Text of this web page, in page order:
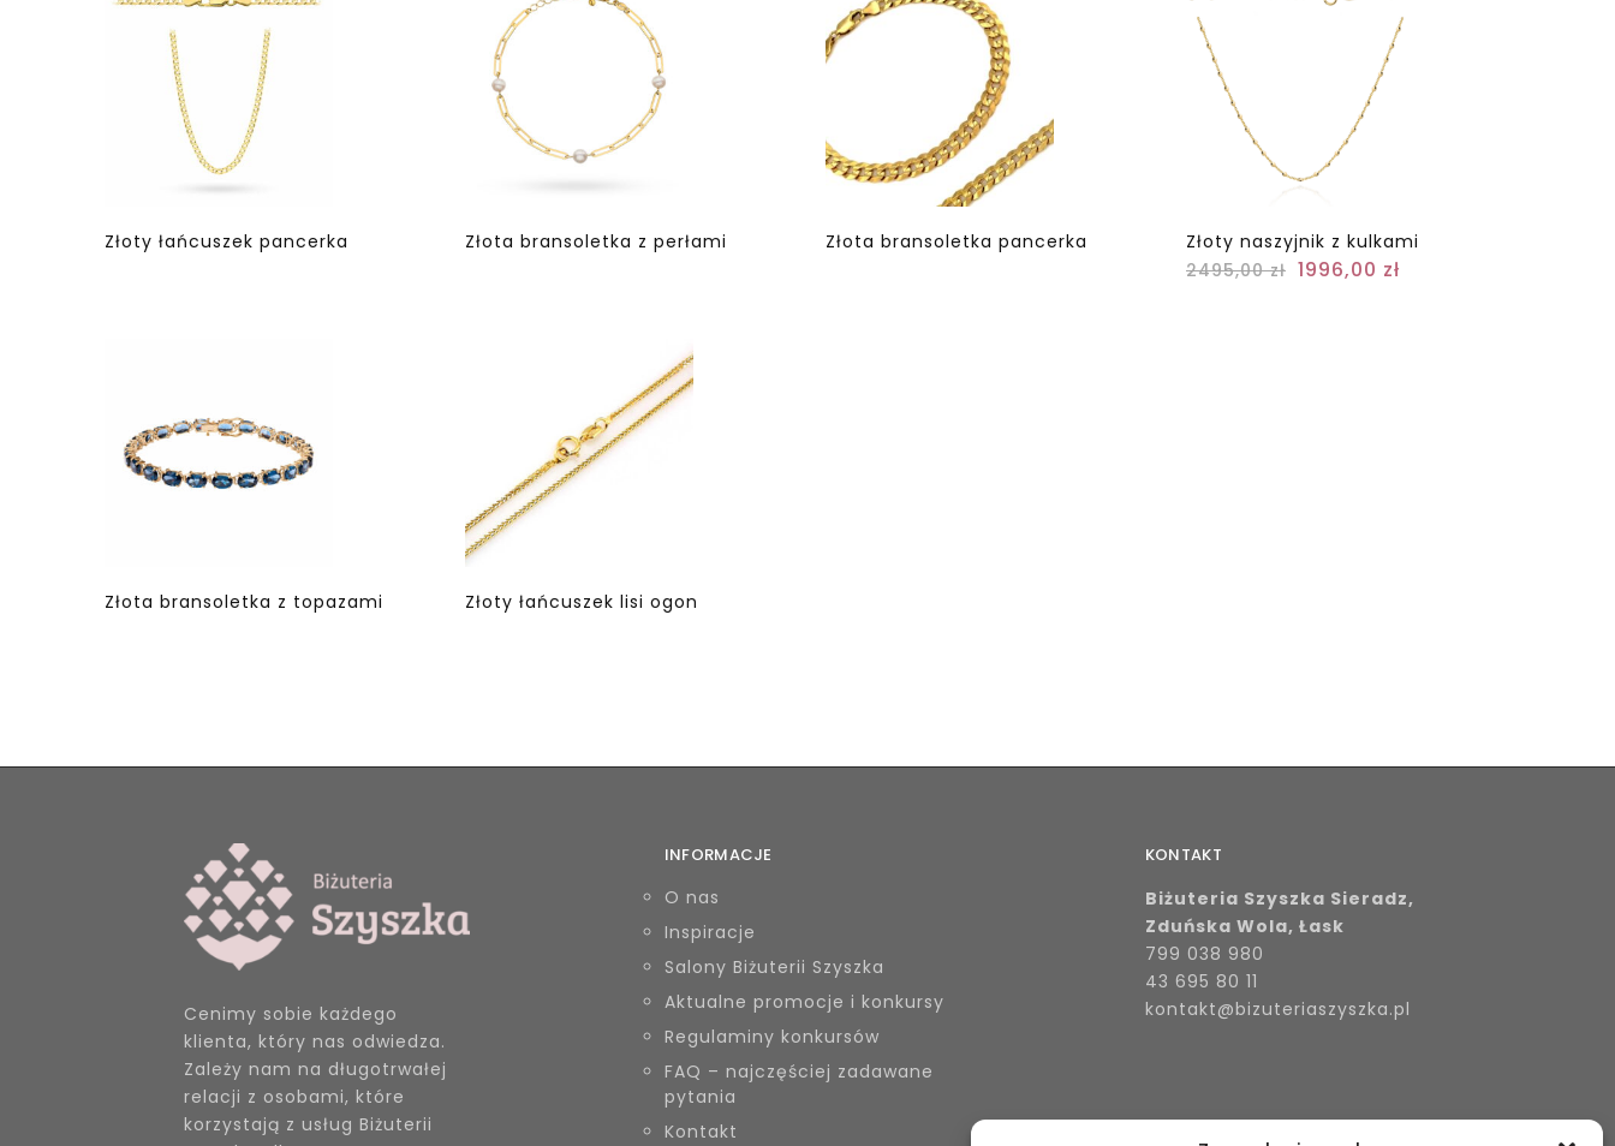
Złoty łańcuszek pancerka Złota bransoletka z perłami Złota bransoletka pancerka
Złoty naszyjnik z kulkami
2495,00zł 1996,00 zł
Złota bransoletka z topazami Złoty łańcuszek lisi ogon
Cenimy sobie każdego
klienta, który nas odwiedza.
Zależy nam na długotrwałej
relacji z osobami, które
korzystają z usług Biżuterii
INFORMACJE
O nas
Inspiracje
Salony Biżuterii Szyszka
Aktualne promocje i konkursy
Regulaminy konkursów
FAQ – najczęściej zadawane
pytania
Kontakt
KONTAKT
Biżuteria Szyszka Sieradz,
Zduńska Wola, Łask
799 038 980
43 695 80 11
kontakt@bizuteriaszyszka.pl